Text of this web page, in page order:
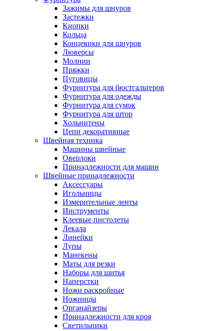
Зажимы для шнуров
Застежки
Кнопки
Кольца
Концевики для шнуров
Люверсы
Молнии
Пряжки
Пуговицы
Фурнитура для бюстгальтеров
Фурнитура для одежды
Фурнитура для сумок
Фурнитура для штор
Хольнитены
Цепи декоративные
Швейная техника
Машины швейные
Оверлоки
Принадлежности для машин
Швейные принадлежности
Аксессуары
Игольницы
Измерительные ленты
Инструменты
Клеевые пистолеты
Лекала
Линейки
Лупы
Манекены
Маты для резки
Наборы для шитья
Наперстки
Ножи раскройные
Ножницы
Органайзеры
Принадлежности для кроя
Светильники